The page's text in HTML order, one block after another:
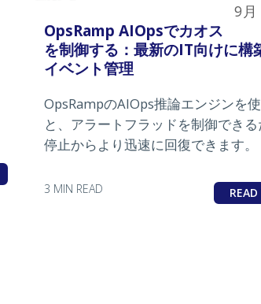
9
OpsRamp AIOpsでカオス
を制御する：最新のIT向けに構
イベント管理
OpsRampのAIOps推論エンジンを
と、アラートフラッドを制御でき
停止からより迅速に回復できます。
3 MIN READ